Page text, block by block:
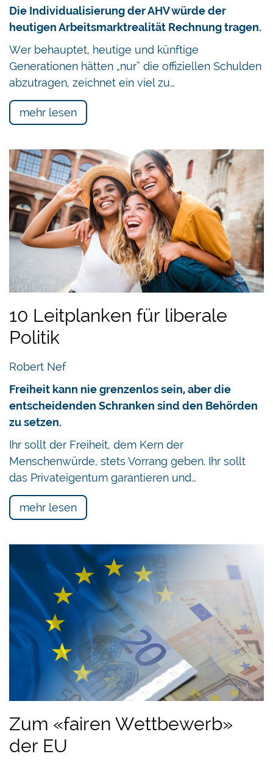
Die Individualisierung der AHV würde der
heutigen Arbeitsmarktrealität Rechnung tragen.
Wer behauptet, heutige und künftige
Generationen hätten „nur“ die offiziellen Schulden
abzutragen, zeichnet ein viel zu…
mehr lesen
10 Leitplanken für liberale
Politik
Robert Nef
Freiheit kann nie grenzenlos sein, aber die
entscheidenden Schranken sind den Behörden
zu setzen.
Ihr sollt der Freiheit, dem Kern der
Menschenwürde, stets Vorrang geben. Ihr sollt
das Privateigentum garantieren und…
mehr lesen
Zum «fairen Wettbewerb»
der EU